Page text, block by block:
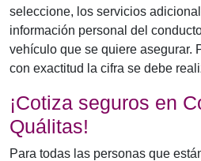
seleccione, los servicios
información personal del
vehículo que se quiere asegurar.
con exactitud la cifra se debe
¡Cotiza seguros en
Quálitas!
Para todas las personas que